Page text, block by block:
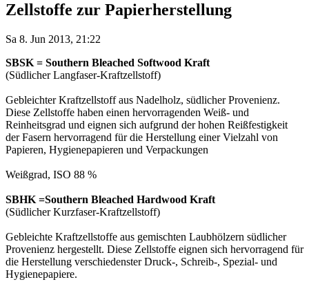
Zellstoffe zur Papierherstellung
Sa 8. Jun 2013, 21:22
SBSK = Southern Bleached Softwood Kraft
(Südlicher Langfaser-Kraftzellstoff)
Gebleichter Kraftzellstoff aus Nadelholz, südlicher Provenienz.
Diese Zellstoffe haben einen hervorragenden Weiß- und
Reinheitsgrad und eignen sich aufgrund der hohen Reißfestigkeit
der Fasern hervorragend für die Herstellung einer Vielzahl von
Papieren, Hygienepapieren und Verpackungen
Weißgrad, ISO 88 %
SBHK =Southern Bleached Hardwood Kraft
(Südlicher Kurzfaser-Kraftzellstoff)
Gebleichte Kraftzellstoffe aus gemischten Laubhölzern südlicher
Provenienz hergestellt. Diese Zellstoffe eignen sich hervorragend für
die Herstellung verschiedenster Druck-, Schreib-, Spezial- und
Hygienepapiere.